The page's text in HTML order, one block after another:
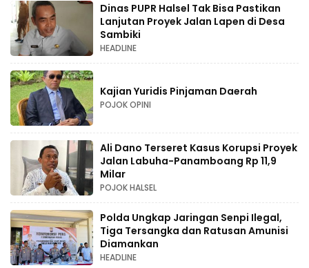
Dinas PUPR Halsel Tak Bisa Pastikan
Lanjutan Proyek Jalan Lapen di Desa
Sambiki
HEADLINE
Kajian Yuridis Pinjaman Daerah
POJOK OPINI
Ali Dano Terseret Kasus Korupsi Proyek
Jalan Labuha-Panamboang Rp 11,9
Milar
POJOK HALSEL
Polda Ungkap Jaringan Senpi Ilegal,
Tiga Tersangka dan Ratusan Amunisi
Diamankan
HEADLINE